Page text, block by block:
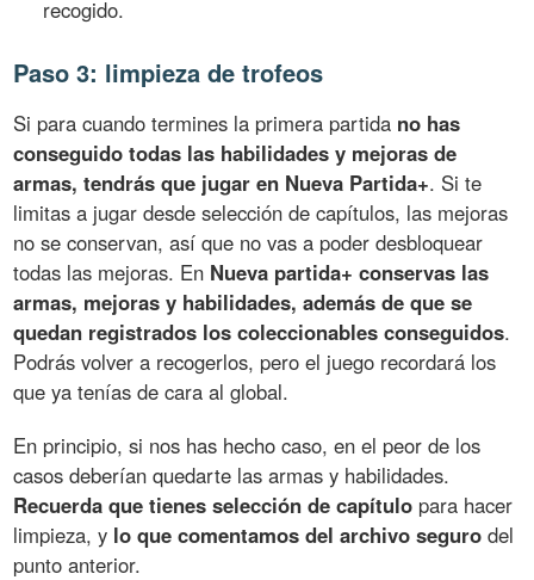
recogido.
Paso 3: limpieza de trofeos
Si para cuando termines la primera partida no has
conseguido todas las habilidades y mejoras de
armas, tendrás que jugar en Nueva Partida+. Si te
limitas a jugar desde selección de capítulos, las mejoras
no se conservan, así que no vas a poder desbloquear
todas las mejoras. En Nueva partida+ conservas las
armas, mejoras y habilidades, además de que se
quedan registrados los coleccionables conseguidos.
Podrás volver a recogerlos, pero el juego recordará los
que ya tenías de cara al global.
En principio, si nos has hecho caso, en el peor de los
casos deberían quedarte las armas y habilidades.
Recuerda que tienes selección de capítulo para hacer
limpieza, y lo que comentamos del archivo seguro del
punto anterior.